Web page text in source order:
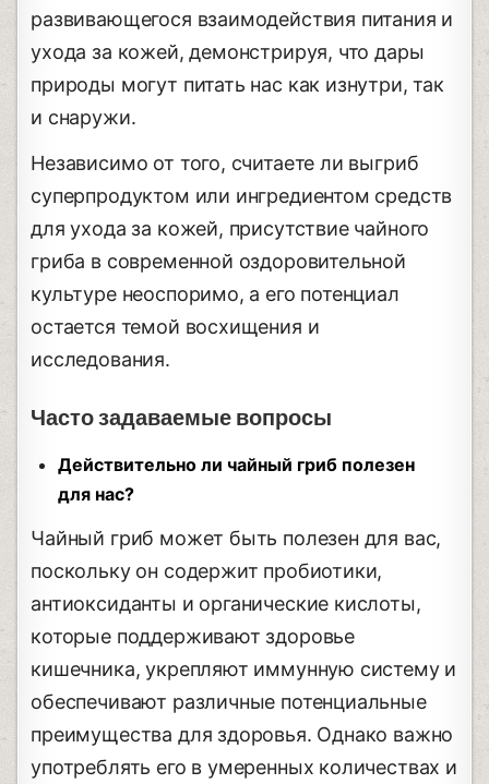
развивающегося взаимодействия питания и
ухода за кожей, демонстрируя, что дары
природы могут питать нас как изнутри, так
и снаружи.
Независимо от того, считаете ли выгриб
суперпродуктом или ингредиентом средств
для ухода за кожей, присутствие чайного
гриба в современной оздоровительной
культуре неоспоримо, а его потенциал
остается темой восхищения и
исследования.
Часто задаваемые вопросы
Действительно ли чайный гриб полезен
для нас?
Чайный гриб может быть полезен для вас,
поскольку он содержит пробиотики,
антиоксиданты и органические кислоты,
которые поддерживают здоровье
кишечника, укрепляют иммунную систему и
обеспечивают различные потенциальные
преимущества для здоровья. Однако важно
употреблять его в умеренных количествах и